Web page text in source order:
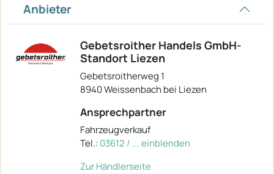
Anbieter
Gebetsroither Handels GmbH-
Standort Liezen
Gebetsroitherweg 1
8940 Weissenbach bei Liezen
Ansprechpartner
Fahrzeugverkauf
Tel.: 03612 / ... einblenden
Zur Händlerseite